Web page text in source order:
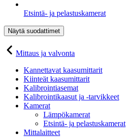
Etsintä- ja pelastuskamerat
Näytä suodattimet
Mittaus ja valvonta
Kannettavat kaasumittarit
Kiinteät kaasumittarit
Kalibrointiasemat
Kalibrointikaasut ja -tarvikkeet
Kamerat
Lämpökamerat
Etsintä- ja pelastuskamerat
Mittalaitteet